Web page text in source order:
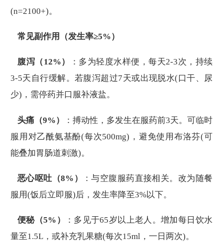
(n=2100+)。
常见副作用（发生率≥5%）
腹泻（12%）
：多为轻度水样便，每天2-3次，持续
3-5天自行缓解。若腹泻超过7天或出现脱水(口干、尿
少)，需停药并口服补液盐。
头痛（9%）
：搏动性，多发生在服药前3天。可临时
服用对乙酰氨基酚(每次500mg)，避免使用布洛芬(可
能叠加胃肠道刺激)。
恶心呕吐（8%）
：与空腹服药直接相关。改为随餐
服用(饭后立即服)后，发生率降至3%以下。
便秘（5%）
：多见于65岁以上老人。增加每日饮水
量至1.5L，或补充乳果糖(每次15ml，一日两次)。